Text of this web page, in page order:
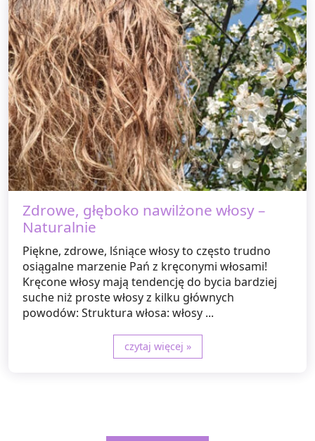
Zdrowe, głęboko nawilżone włosy –
Naturalnie
Piękne, zdrowe, lśniące włosy to często trudno
osiągalne marzenie Pań z kręconymi włosami!
Kręcone włosy mają tendencję do bycia bardziej
suche niż proste włosy z kilku głównych
powodów: Struktura włosa: włosy ...
czytaj więcej »